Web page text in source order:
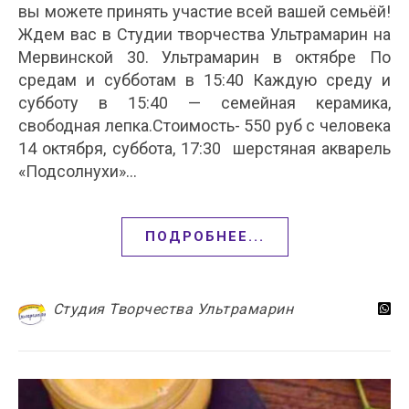
вы можете принять участие всей вашей семьёй!
Ждем вас в Студии творчества Ультрамарин на
Мервинской 30. Ультрамарин в октябре По
средам и субботам в 15:40 Каждую среду и
субботу в 15:40 — семейная керамика,
свободная лепка.Стоимость- 550 руб с человека
14 октября, суббота, 17:30 шерстяная акварель
«Подсолнухи»…
ПОДРОБНЕЕ...
Студия Творчества Ультрамарин